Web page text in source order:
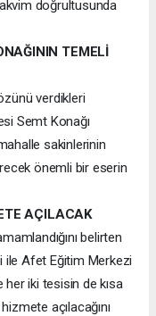
doğrultusunda
TEMELİ
verdikleri
Semt Konağı
sakinlerinin
önemli bir eserin
AÇILACAK
belirten
ile Afet Eğitim Merkezi
her iki tesisin de kısa
açılacağını